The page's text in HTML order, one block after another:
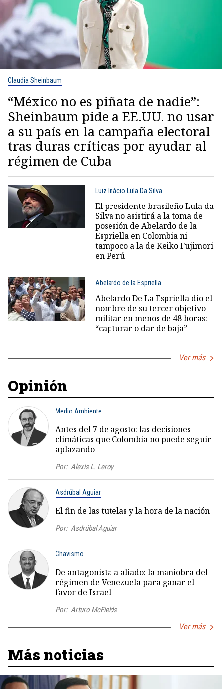
Claudia Sheinbaum
“México no es piñata de nadie”:
Sheinbaum pide a EE.UU. no usar
a su país en la campaña electoral
tras duras críticas por ayudar al
régimen de Cuba
Luiz Inácio Lula Da Silva
El presidente brasileño Lula da
Silva no asistirá a la toma de
posesión de Abelardo de la
Espriella en Colombia ni
tampoco a la de Keiko Fujimori
en Perú
Abelardo de la Espriella
Abelardo De La Espriella dio el
nombre de su tercer objetivo
militar en menos de 48 horas:
“capturar o dar de baja”
Ver más
Opinión
Medio Ambiente
Antes del 7 de agosto: las decisiones
climáticas que Colombia no puede seguir
aplazando
Por: Alexis L. Leroy
Asdrúbal Aguiar
El fin de las tutelas y la hora de la nación
Por: Asdrúbal Aguiar
Chavismo
De antagonista a aliado: la maniobra del
régimen de Venezuela para ganar el
favor de Israel
Por: Arturo McFields
Ver más
Más noticias